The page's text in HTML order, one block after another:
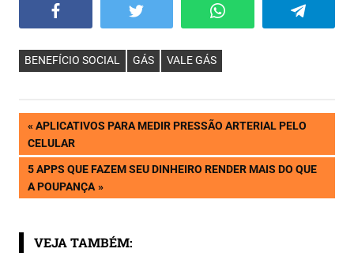
Twitter WhatsApp Telegram
BENEFÍCIO SOCIAL GÁS VALE GÁS
Navegação
de
Post
PREVIOUS
POST:
APLICATIVOS PARA MEDIR PRESSÃO ARTERIAL PELO
CELULAR
NEXT
POST:
5 APPS QUE FAZEM SEU DINHEIRO RENDER MAIS DO QUE
A POUPANÇA
VEJA TAMBÉM: